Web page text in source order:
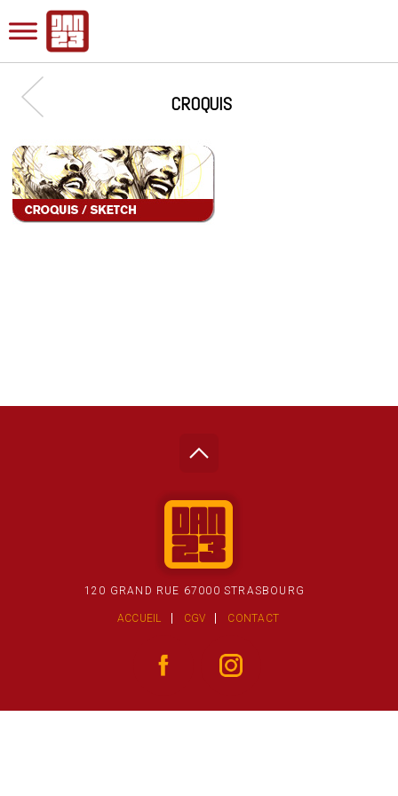
CROQUIS
120 GRAND RUE 67000 STRASBOURG
ACCUEIL CGV CONTACT